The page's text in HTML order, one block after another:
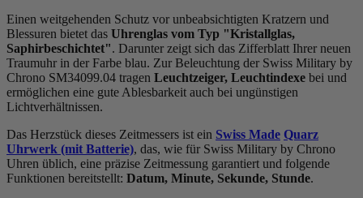
Einen weitgehenden Schutz vor unbeabsichtigten Kratzern und
Blessuren bietet das Uhrenglas vom Typ "Kristallglas,
Saphirbeschichtet". Darunter zeigt sich das Zifferblatt Ihrer neuen
Traumuhr in der Farbe blau. Zur Beleuchtung der Swiss Military by
Chrono SM34099.04 tragen Leuchtzeiger, Leuchtindexe bei und
ermöglichen eine gute Ablesbarkeit auch bei ungünstigen
Lichtverhältnissen.
Das Herzstück dieses Zeitmessers ist ein Swiss Made Quarz
Uhrwerk (mit Batterie), das, wie für Swiss Military by Chrono
Uhren üblich, eine präzise Zeitmessung garantiert und folgende
Funktionen bereitstellt: Datum, Minute, Sekunde, Stunde.